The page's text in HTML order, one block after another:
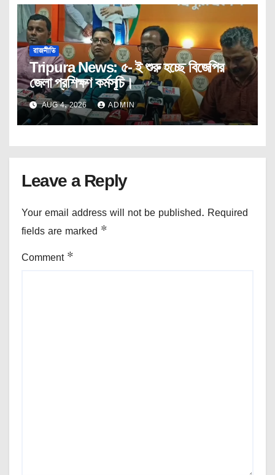
রাজনীতি
Tripura News: ৫- ই শুরু হচ্ছে বিজেপির
জেলা প্রশিক্ষণ কর্মসূচি।
AUG 4, 2026 ADMIN
Leave a Reply
Your email address will not be published. Required
fields are marked *
Comment *